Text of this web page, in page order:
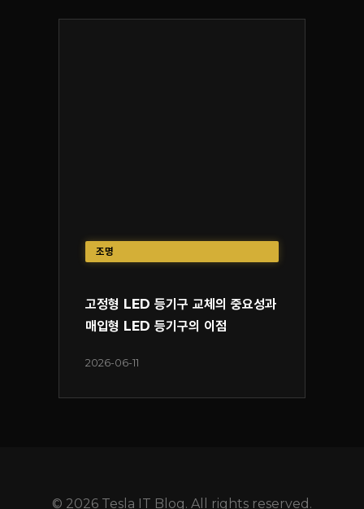
조명
고정형 LED 등기구 교체의 중요성과
매입형 LED 등기구의 이점
2026-06-11
© 2026 Tesla IT Blog. All rights reserved.